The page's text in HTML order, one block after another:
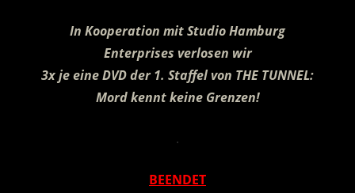
In Kooperation mitStudio Hamburg
Enterprises verlosen wir
3x je eine DVD der 1. Staffel von THE TUNNEL:
Mord kennt keine Grenzen!
.
BEENDET